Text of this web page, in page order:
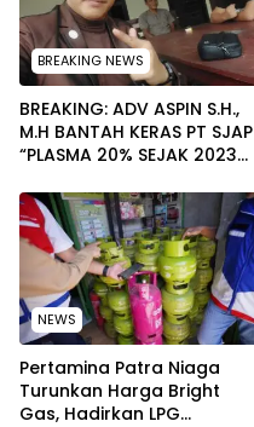
BREAKING NEWS
BREAKING: ADV ASPIN S.H.,
M.H BANTAH KERAS PT SJAP
“PLASMA 20% SEJAK 2023
WARGA WAWOONE!
NEWS
Pertamina Patra Niaga
Turunkan Harga Bright
Gas, Hadirkan LPG